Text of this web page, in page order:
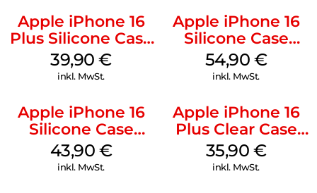
Apple iPhone 16
Plus Silicone Case
MagSafe Plum
39,90€
inkl. MwSt.
Apple iPhone 16
Silicone Case
MagSafe Black
54,90 €
inkl. MwSt.
Apple iPhone 16
Silicone Case
MagSafe Plum
43,90 €
inkl. MwSt.
Apple iPhone 16
Plus Clear Case
MagSafe
Transparent
35,90 €
inkl. MwSt.